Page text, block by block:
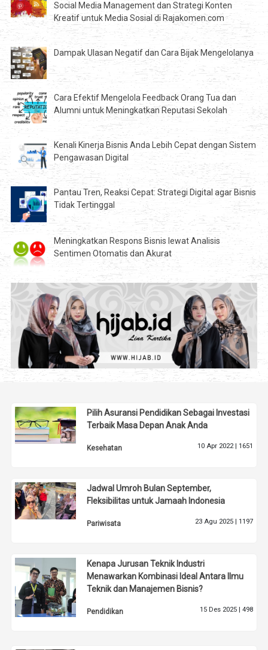
Social Media Management dan Strategi Konten
Kreatif untuk Media Sosial di Rajakomen.com
Dampak Ulasan Negatif dan Cara Bijak Mengelolanya
Cara Efektif Mengelola Feedback Orang Tua dan
Alumni untuk Meningkatkan Reputasi Sekolah
Kenali Kinerja Bisnis Anda Lebih Cepat dengan Sistem
Pengawasan Digital
Pantau Tren, Reaksi Cepat: Strategi Digital agar Bisnis
Tidak Tertinggal
Meningkatkan Respons Bisnis lewat Analisis
Sentimen Otomatis dan Akurat
Pilih Asuransi Pendidikan Sebagai Investasi
Terbaik Masa Depan Anak Anda
Kesehatan 10 Apr 2022 | 1651
Jadwal Umroh Bulan September,
Fleksibilitas untuk Jamaah Indonesia
Pariwisata 23 Agu 2025 | 1197
Kenapa Jurusan Teknik Industri
Menawarkan Kombinasi Ideal Antara Ilmu
Teknik dan Manajemen Bisnis?
Pendidikan 15 Des 2025 | 498